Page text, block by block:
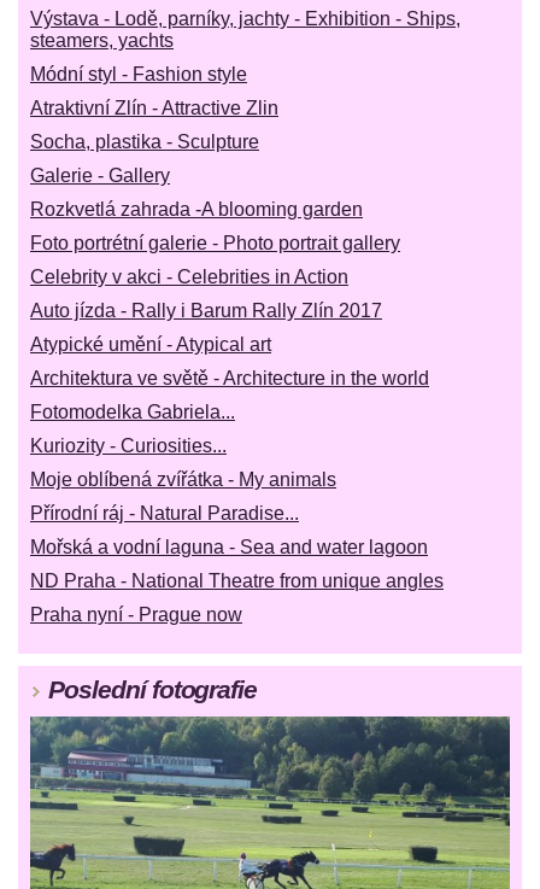
Výstava - Lodě, parníky, jachty - Exhibition - Ships,
steamers, yachts
Módní styl - Fashion style
Atraktivní Zlín - Attractive Zlin
Socha, plastika - Sculpture
Galerie - Gallery
Rozkvetlá zahrada -A blooming garden
Foto portrétní galerie - Photo portrait gallery
Celebrity v akci - Celebrities in Action
Auto jízda - Rally i Barum Rally Zlín 2017
Atypické umění - Atypical art
Architektura ve světě - Architecture in the world
Fotomodelka Gabriela...
Kuriozity - Curiosities...
Moje oblíbená zvířátka - My animals
Přírodní ráj - Natural Paradise...
Mořská a vodní laguna - Sea and water lagoon
ND Praha - National Theatre from unique angles
Praha nyní - Prague now
Poslední fotografie